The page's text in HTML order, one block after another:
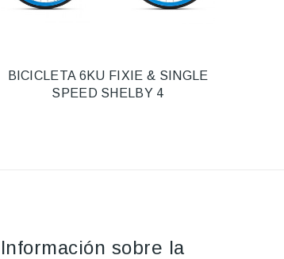
BICICLETA 6KU FIXIE & SINGLE
SPEED SHELBY 4
Información sobre la